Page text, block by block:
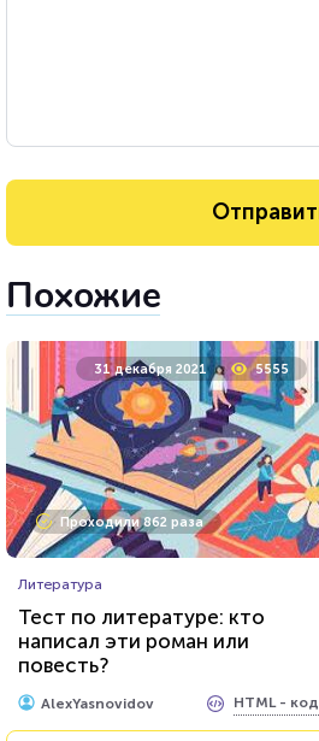
Похожие
31 декабря 2021 5555
Проходили 862 раза
Литература
Тест по литературе: кто
написал эти роман или
повесть?
AlexYasnovidov HTML - код